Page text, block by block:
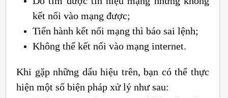
kết nối vào mạng được;
Tiến hành kết nối mạng thì báo sai lệnh;
Không thể kết nối vào mạng internet.
Khi gặp những dấu hiệu trên, bạn có thể thực
hiện một số biện pháp xử lý như sau: